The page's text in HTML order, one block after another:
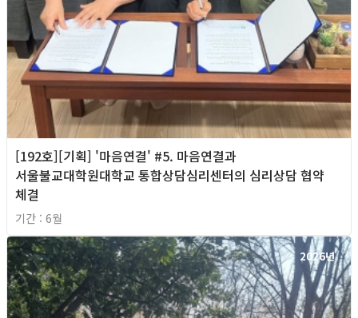
[192호][기획] '마음연결' #5. 마음연결과
서울불교대학원대학교 통합상담심리센터의 심리상담 협약
체결
기간 : 6월
2026년